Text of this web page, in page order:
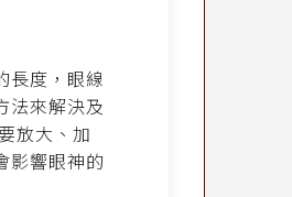
長度，眼線
法來解決及
放大、加
影響眼神的